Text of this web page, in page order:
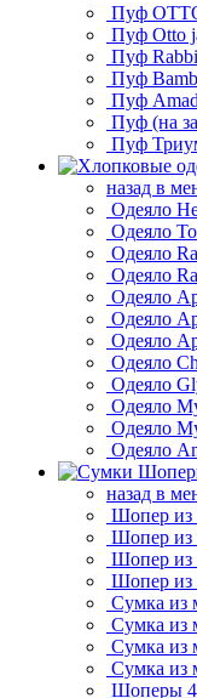
Пуф
Пуф Otto
Пуф
Пуф
Пуф
Пуф (на
Пуф
назад в
Одеяло
Одеяло
Одеяло
Одеяло
Одеяло
Одеяло
Одеяло
Одеяло
Одеяло
Одеяло
Одеяло
Одеяло
назад в
Шопер из
Шопер из
Шопер из
Шопер из
Сумка из
Сумка из
Сумка из
Сумка из
Шоперы